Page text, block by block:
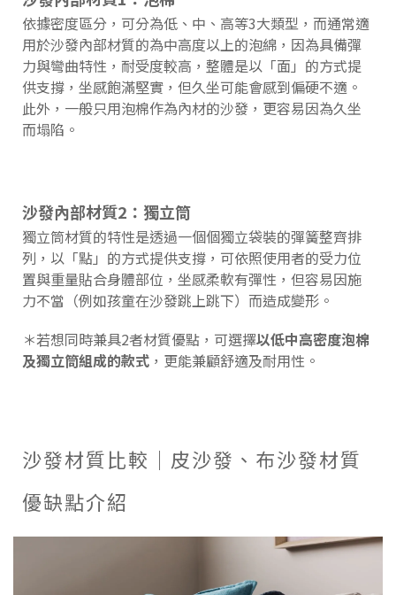
依據密度區分，可分為低、中、高等3大類型，而通常適
用於沙發內部材質的為中高度以上的泡綿，因為具備彈
力與彎曲特性，耐受度較高，整體是以「面」的方式提
供支撐，坐感飽滿堅實，但久坐可能會感到偏硬不適。
此外，一般只用泡棉作為內材的沙發，更容易因為久坐
而塌陷。
沙發內部材質2：獨立筒
獨立筒材質的特性是透過一個個獨立袋裝的彈簧整齊排
列，以「點」的方式提供支撐，可依照使用者的受力位
置與重量貼合身體部位，坐感柔軟有彈性，但容易因施
力不當（例如孩童在沙發跳上跳下）而造成變形。
＊若想同時兼具2者材質優點，可選擇以低中高密度泡棉
及獨立筒組成的款式 ，更能兼顧舒適及耐用性。
沙發材質比較｜皮沙發、布沙發材質
優缺點介紹